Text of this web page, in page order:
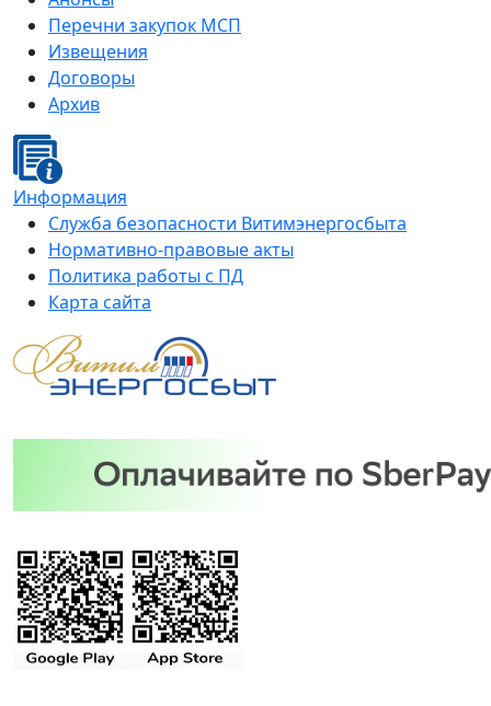
Перечни закупок МСП
Извещения
Договоры
Архив
Информация
Служба безопасности Витимэнергосбыта
Нормативно-правовые акты
Политика работы с ПД
Карта сайта